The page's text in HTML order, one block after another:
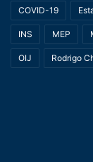
COVID-19
INS MEP
OIJ Rodrigo